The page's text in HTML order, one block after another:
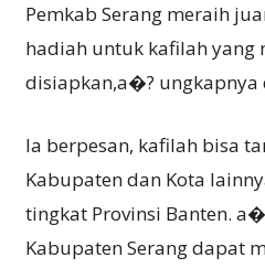
Pemkab Serang meraih
hadiah untuk kafilah yang
disiapkan,a�? ungkapnya
Ia berpesan, kafilah bisa
Kabupaten dan Kota
tingkat Provinsi Banten.
Kabupaten Serang dapat